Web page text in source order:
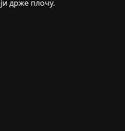
држе плочу.